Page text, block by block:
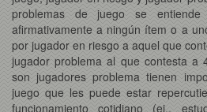
problemas de juego se
afirmativamente a ningún ítem o a
por jugador en riesgo a aquel que
jugador problema al que contesta
son jugadores problema tienen
juego que les puede estar
funcionamiento cotidiano (ej.,